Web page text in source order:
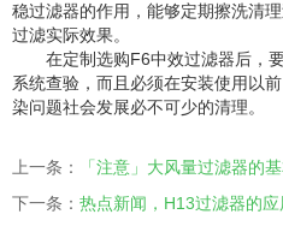
稳过滤器的作用，能够定期擦洗清
过滤实际效果。
在定制选购F6中效过滤器后，
系统查验，而且必须在安装使用以
染问题社会发展必不可少的清理。
上一条：
「注意」大风量过滤器的
下一条： 热点新闻，H13过滤器的